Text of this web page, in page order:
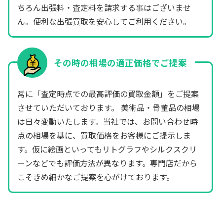
ちろん出張料・査定料を請求する事はございませ
ん。便利な出張買取を安心してご利用ください。
その時の相場の適正価格でご提案
常に「査定時点での最高評価の買取金額」をご提案
させていただいております。 美術品・骨董品の相場
は日々変動いたします。当社では、お問い合わせ時
点の相場を基に、買取価格をお客様にご提示しま
す。仮に絵画といってもリトグラフやシルクスクリ
ーンなどでも評価方法が異なります。専門店だから
こそきめ細かなご提案を心がけております。